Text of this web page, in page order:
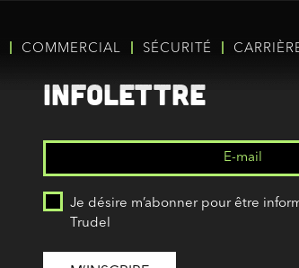
COMMERCIAL SÉCURITÉ
Infolettre
(Nécessaire)
Je désire m’abonner pour être
Trudel